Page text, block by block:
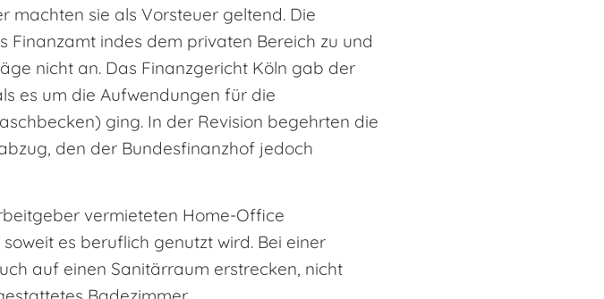
machten sie als Vorsteuer geltend. Die
indes dem privaten Bereich zu und
nicht an. Das Finanzgericht Köln gab der
es um die Aufwendungen für die
ging. In der Revision begehrten die
den der Bundesfinanzhof jedoch
vermieteten Home-Office
es beruflich genutzt wird. Bei einer
auf einen Sanitärraum erstrecken, nicht